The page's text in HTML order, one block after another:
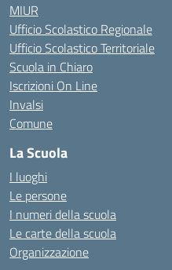
MIUR
Ufficio Scolastico Regionale
Ufficio Scolastico Territoriale
Scuola in Chiaro
Iscrizioni On Line
Invalsi
Comune
La Scuola
I luoghi
Le persone
I numeri della scuola
Le carte della scuola
Organizzazione